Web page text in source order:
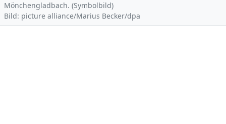
Mönchengladbach. (Symbolbild)
Bild: picture alliance/Marius Becker/dpa